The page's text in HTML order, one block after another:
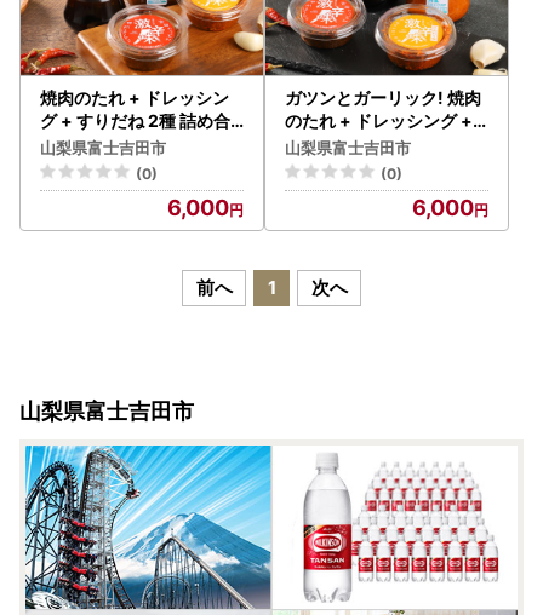
焼肉のたれ + ドレッシン
グ + すりだね 2種 詰め合
わせ 激辛味･調味料計4種
セット 焼肉のたれ ドレッ
シング すりだね 調味料 薬
山梨県富士吉田市
(0)
6,000
ガツンとガーリック! 焼肉
のたれ + ドレッシング +
すりだね 2種 詰め合わせ
激辛味･調味料計4種セッ
ト 焼肉のたれ ドレッシン
グ すりだね 調味料 薬味 キ
ャンプ
山梨県富士吉田市
(0)
6,000
前へ 1 次へ
山梨県富士吉田市